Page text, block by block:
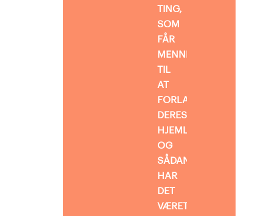
TING,
SOM
FÅR
MENNESKER
TIL
AT
FORLADE
DERES
HJEMLAND,
OG
SÅDAN
HAR
DET
VÆRET